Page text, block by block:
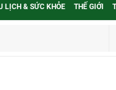
LỊCH & SỨC KHỎE THẾ GIỚI